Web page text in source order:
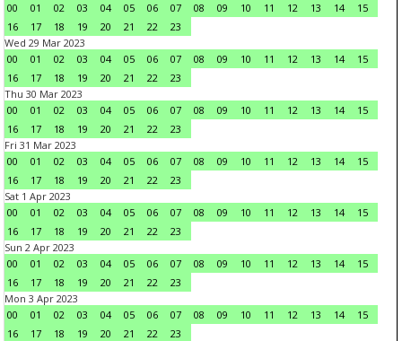
00
01 02 03 04 05 06 07 08 09 10 11 12 13 14
15
16
17 18 19 20 21 22
23
Wed 29 Mar 2023
00
01 02 03 04 05 06 07 08 09 10 11 12 13 14
15
16
17 18 19 20 21 22
23
Thu 30 Mar 2023
00
01 02 03 04 05 06 07 08 09 10 11 12 13 14
15
16
17 18 19 20 21 22
23
Fri 31 Mar 2023
00
01 02 03 04 05 06 07 08 09 10 11 12 13 14
15
16
17 18 19 20 21 22
23
Sat 1 Apr 2023
00
01 02 03 04 05 06 07 08 09 10 11 12 13 14
15
16
17 18 19 20 21 22
23
Sun 2 Apr 2023
00
01 02 03 04 05 06 07 08 09 10 11 12 13 14
15
16
17 18 19 20 21 22
23
Mon 3 Apr 2023
00
01 02 03 04 05 06 07 08 09 10 11 12 13 14
15
16
17 18 19 20 21 22
23